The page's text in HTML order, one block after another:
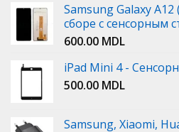
Samsung Galaxy
сборе с сенсорным
600.00 MDL
iPad Mini 4 -
500.00 MDL
Samsung, Xiaomi,